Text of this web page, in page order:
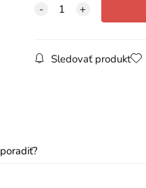
Sledovať produkt